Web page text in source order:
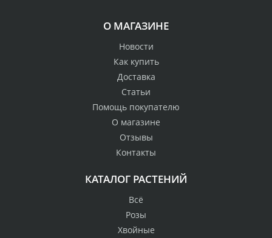
О МАГАЗИНЕ
Новости
Как купить
Доставка
Статьи
Помощь покупателю
О магазине
Отзывы
Контакты
КАТАЛОГ РАСТЕНИЙ
Всё
Розы
Хвойные